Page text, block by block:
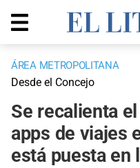
ÁREA METROPOLITANA
Desde el Concejo
Se recalienta
apps de viajes
está puesta en